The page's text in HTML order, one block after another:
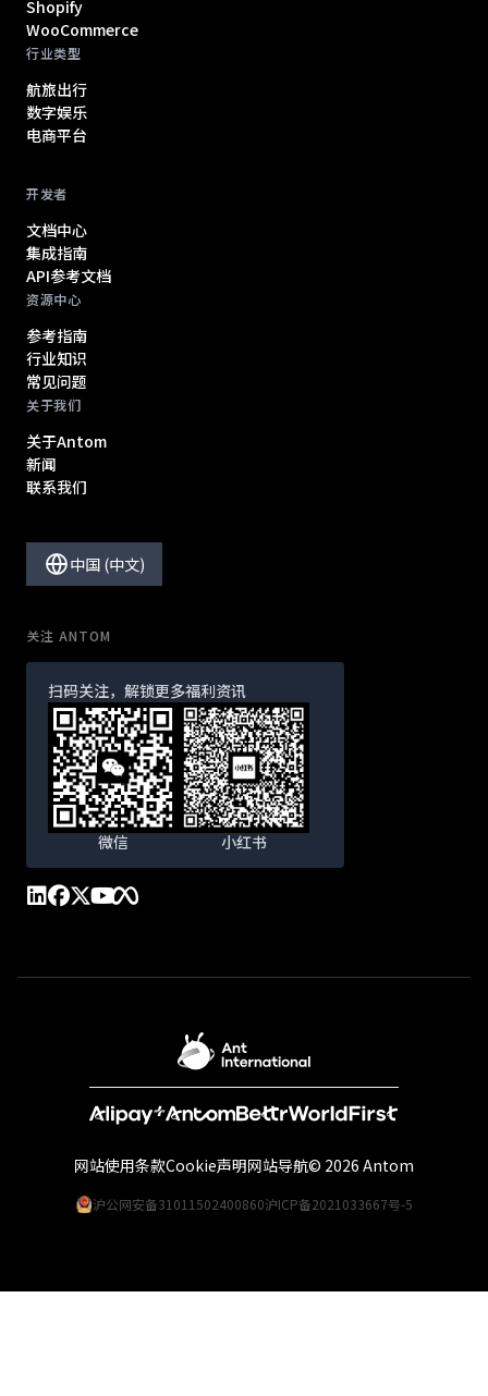
Shopify
WooCommerce
行业类型
航旅出行
数字娱乐
电商平台
开发者
文档中心
集成指南
API参考文档
资源中心
参考指南
行业知识
常见问题
关于我们
关于Antom
新闻
联系我们
中国 (中文)
关注 ANTOM
扫码关注，解锁更多福利资讯
微信 小红书
沪公网安备31011502400860沪ICP备2021033667号-5
网站使用条款Cookie声明网站导航© 2026 Antom